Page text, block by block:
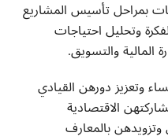
بمراحل تأسيس المشاريع
وتحليل احتياجات
المالية والتسويق.
وتعزيز دورهن القيادي
الاقتصادية
وتزويدهن بالمعارف